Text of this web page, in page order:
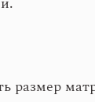
размер